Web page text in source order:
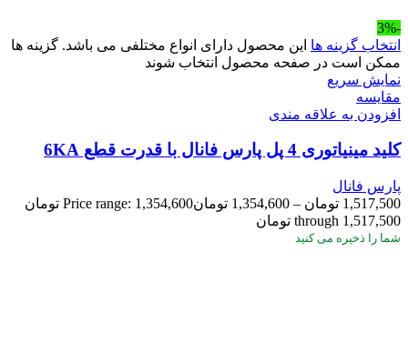
-3%
انتخاب گزینه ها این محصول دارای انواع مختلفی می باشد. گزینه ها
ممکن است در صفحه محصول انتخاب شوند
نمایش سریع
مقايسه
افزودن به علاقه مندی
کلید مینیاتوری 4 پل پارس فانال با قدرت قطع 6KA
پارس فانال
1,517,500 تومان –
1,354,600 تومان
Price range: 1,354,600 تومان
through 1,517,500 تومان
شما را ذخیره می کنید